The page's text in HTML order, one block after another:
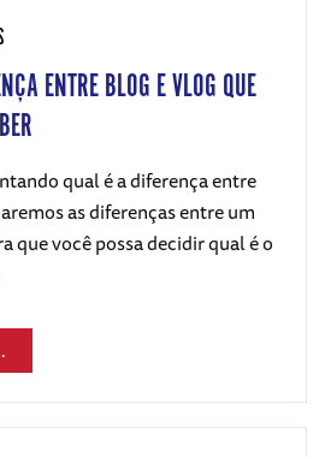
ENTRE BLOG E VLOG QUE
qual é a diferença entre
as diferenças entre um
que você possa decidir qual é o